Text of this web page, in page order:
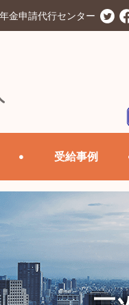
金申請代行センター
受給事例